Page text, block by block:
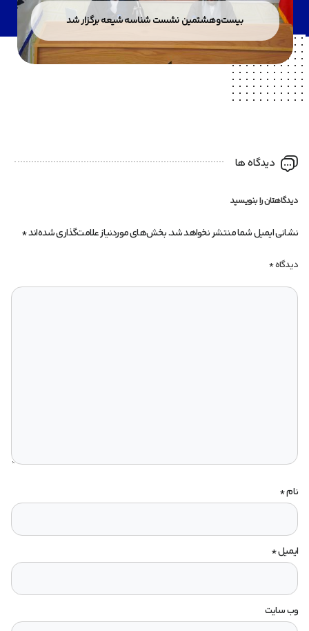
بیست‌وهشتمین نشست شناسه شیعه برگزار شد
دیدگاه ها
دیدگاهتان را بنویسید
نشانی ایمیل شما منتشر نخواهد شد.بخش‌های موردنیاز علامت‌گذاری شده‌اند*
دیدگاه*
نام*
ایمیل*
وب‌ سایت